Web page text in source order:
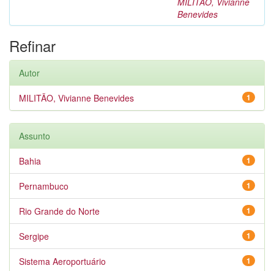
Benevides
Refinar
Autor
1
MILITÃO, Vivianne Benevides
Assunto
1
Bahia
1
Pernambuco
1
Rio Grande do Norte
1
Sergipe
1
Sistema Aeroportuário